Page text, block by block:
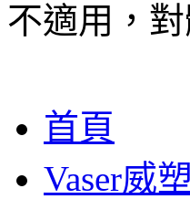
不適用，
至
要
首頁
Vaser威